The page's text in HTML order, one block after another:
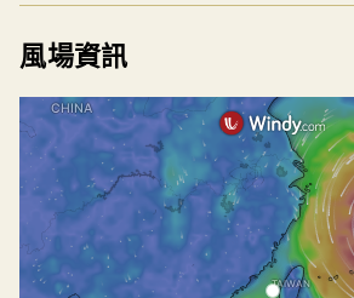
風場資訊